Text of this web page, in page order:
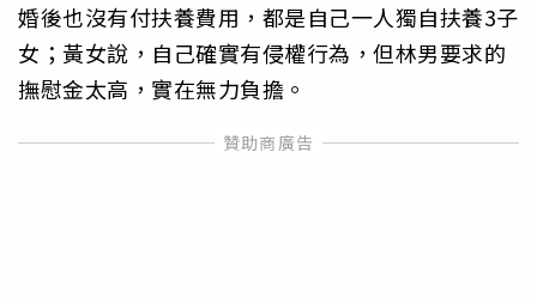
婚後也沒有付扶養費用，都是自己一人獨自扶養3子
女；黃女說，自己確實有侵權行為，但林男要求的
撫慰金太高，實在無力負擔。